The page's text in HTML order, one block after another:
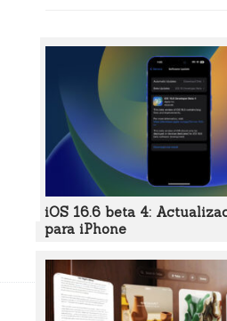
iOS 16.6 beta 4:
para iPhone